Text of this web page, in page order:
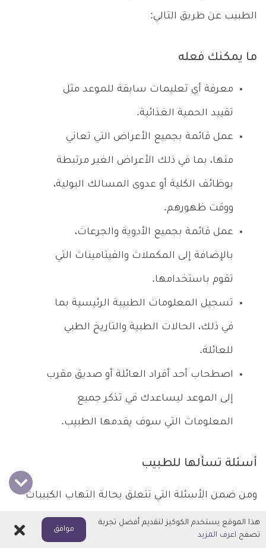
الطبيب عن طريق التالي:
ما يمكنك فعله
معرفة أي تعليمات سابقة للموعد مثل
تقييد الحمية الغذائية.
عمل قائمة بجميع الأعراض التي تعاني
منها، بما في ذلك الأعراض الغير مرتبطة
بوظائف الكلية أو عدوى المسالك البولية،
ووقت ظهورهم.
عمل قائمة بجميع الأدوية والجرعات،
بالإضافة إلى المكملات والفيتامينات التي
تقوم باستخدامها.
تسجيل المعلومات الطبيبة الرئيسية بما
في ذلك، الحالات الطبية والتاريخ الطبي
للعائلة.
اصطحاب أحد أفراد العائلة أو صديق مقرب
إلى الموعد ليساعدك في تذكر جميع
المعلومات التي سوف يقدمها الطبيب.
أسئلة تسألها للطبيب
ومن ضمن الأسئلة التي تتعلق بحالة التهاب الكبيبات
الخاصة بالكلى، ويمكنك طرحها على الطبيب ما يلي:
هذا الموقع يستخدم الكوكيز لتقديم أفضل تجربة
تصفح اعرف المزيد
موافق اغلاق